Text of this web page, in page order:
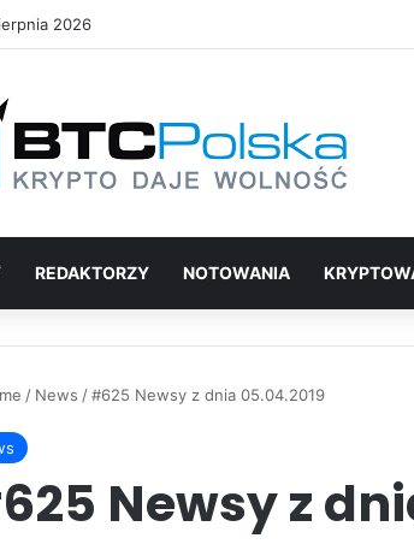
2026
REDAKTORZY NOTOWANIA
/ News /#625 Newsy z dnia 05.04.2019
Newsy z